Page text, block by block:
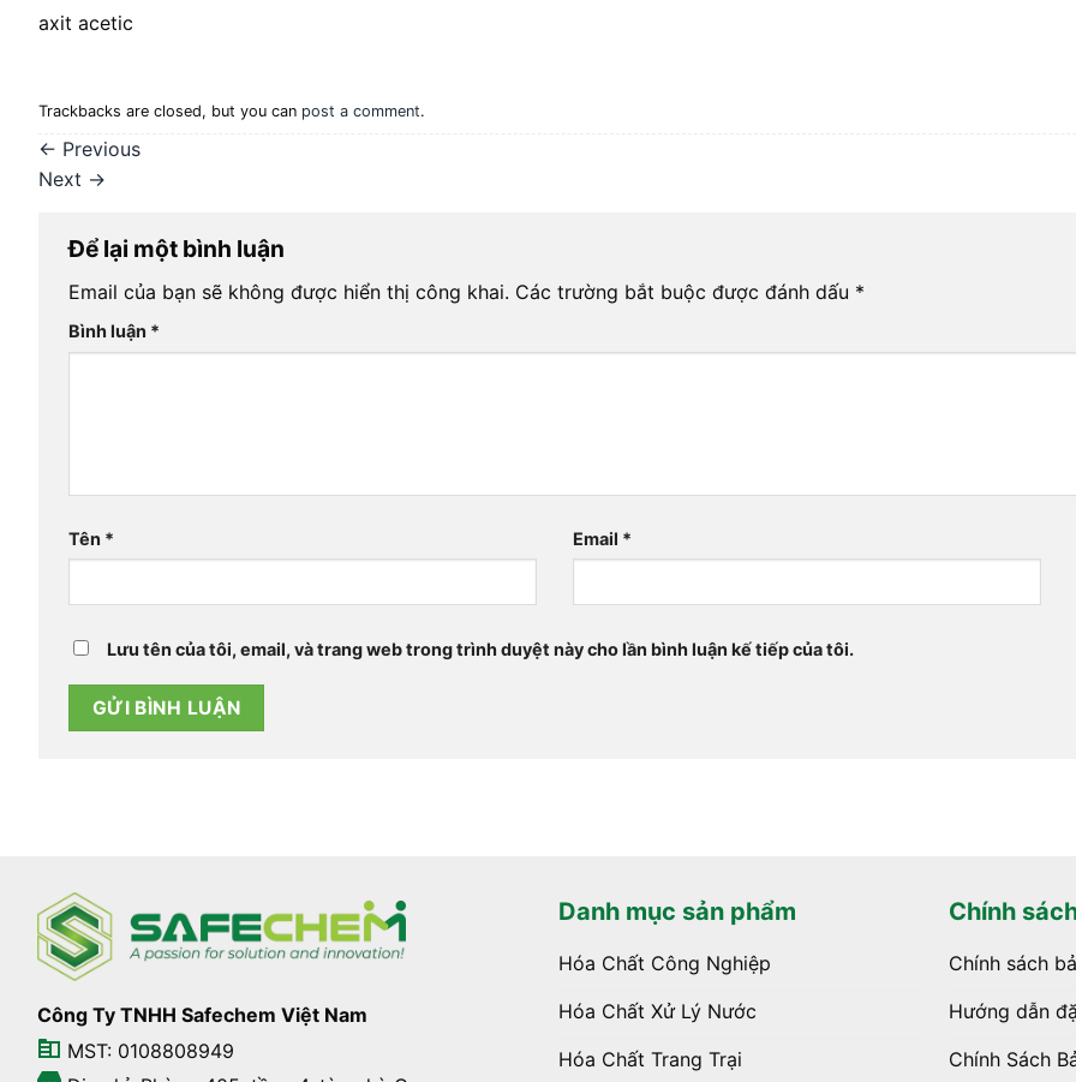
axit acetic
Trackbacks are closed, but you can post a comment.
← Previous
Next →
Để lại một bình luận
Email của bạn sẽ không được hiển thị công khai. Các trường bắt buộc được đánh dấu *
Bình luận *
Tên * Email *
Lưu tên của tôi, email, và trang web trong trình duyệt này cho lần bình luận kế tiếp của tôi.
Công Ty TNHH Safechem Việt Nam
MST: 0108808949
Danh mục sản phẩm
Hóa Chất Công Nghiệp
Hóa Chất Xử Lý Nước
Hóa Chất Trang Trại
Chính
Chính sách
Hướng dẫn
Chính Sách